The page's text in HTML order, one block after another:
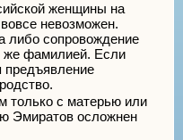
женщины на
невозможен.
либо сопровождение
же фамилией. Если
предъявление
только с матерью или
Эмиратов осложнен